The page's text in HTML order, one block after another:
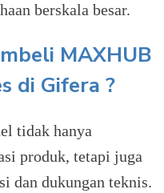
berskala besar.
MAXHUB
di Gifera ?
tidak hanya
produk, tetapi juga
dan dukungan teknis.